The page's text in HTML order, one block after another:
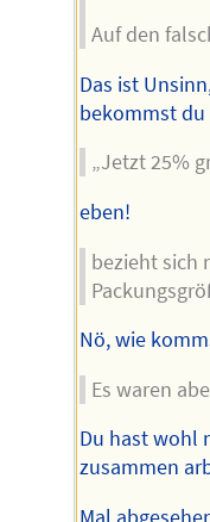
Auf den
Das ist
bekommst du
„Jetzt 25%
eben!
bezieht sich
Nö, wie
Es waren
Du hast wohl
zusammen